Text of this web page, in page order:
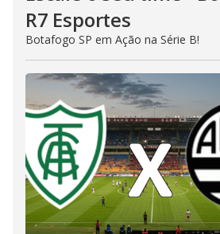
R7 Esportes
Botafogo SP em Ação na Série B!